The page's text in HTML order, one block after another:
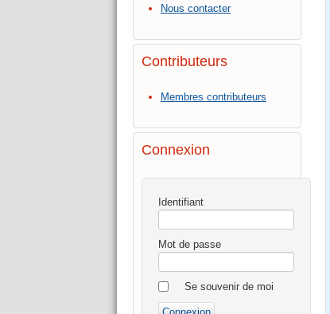
Nous contacter
Contributeurs
Membres contributeurs
Connexion
Identifiant
Mot de passe
Se souvenir de moi